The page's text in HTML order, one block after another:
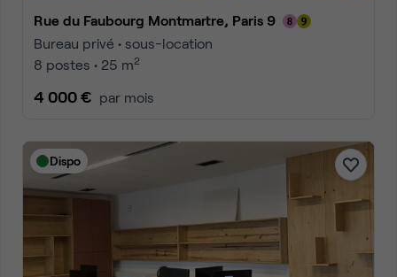
Rue du Faubourg Montmartre, Paris 9
Bureau privé • sous-location
8 postes • 25 m2
4 000 € par mois
Dispo